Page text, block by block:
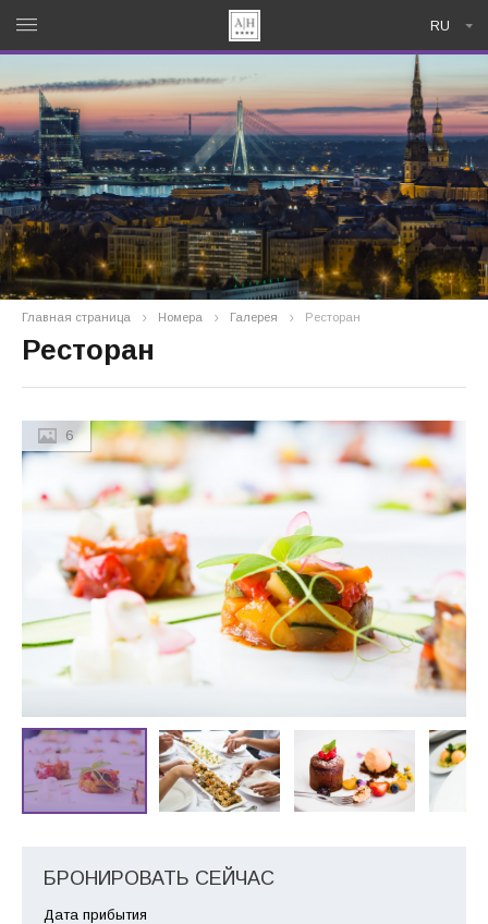
RU
Главная страница Номера Галерея Ресторан
Ресторан
6
БРОНИРОВАТЬ СЕЙЧАС
Дата прибытия